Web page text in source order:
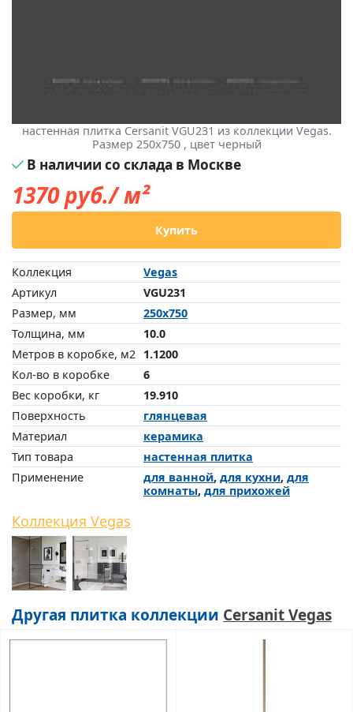
настенная плитка Cersanit VGU231 из коллекции Vegas.
Размер 250x750 , цвет черный
В наличии со склада в Москве
1370руб./ м²
Купить
Коллекция
Vegas
Артикул
VGU231
Размер, мм
250x750
Толщина, мм
10.0
Метров в коробке, м2 1.1200
Кол-во в коробке
6
Вес коробки, кг
19.910
Поверхность
глянцевая
Материал
керамика
Тип товара
настенная плитка
Применение
для ванной, для кухни, для
комнаты, для прихожей
Коллекция Vegas
Другая плитка коллекции Cersanit Vegas